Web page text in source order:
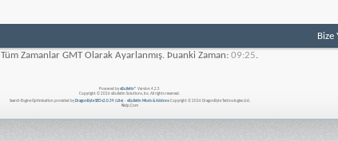
Bize
Tüm Zamanlar GMT Olarak Ayarlanmış. Þuanki Zaman: 09:25.
Powered by vBulletin® Version 4.2.5
Copyright © 2026 vBulletin Solutions, Inc. All rights reserved.
Search Engine Optimisation provided by DragonByte SEO v2.0.39 (Lite)- vBulletin Mods & AddonsCopyright © 2026 DragonByte Technologies Ltd.
Nizip.Com